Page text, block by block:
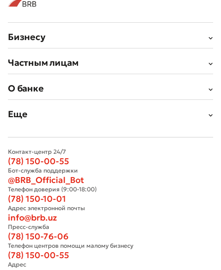
Бизнесу
Частным лицам
О банке
Еще
Контакт-центр 24/7
(78) 150-00-55
Бот-служба поддержки
@BRB_Official_Bot
Телефон доверия (9:00-18:00)
(78) 150-10-01
Адрес электронной почты
info@brb.uz
Пресс-служба
(78) 150-76-06
Телефон центров помощи малому бизнесу
(78) 150-00-55
Адрес